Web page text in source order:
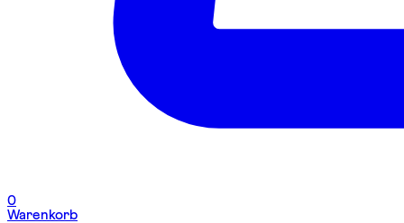
0
Warenkorb